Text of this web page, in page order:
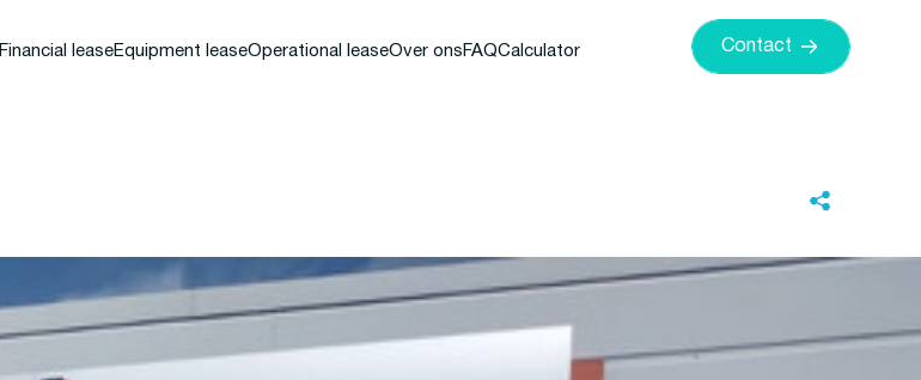
Financial leaseEquipment leaseOperational leaseOver ons FAQCalculator Contact